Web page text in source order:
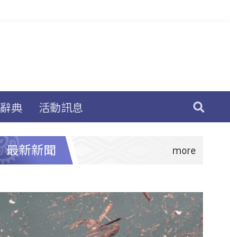
典 活動訊息
最新新聞